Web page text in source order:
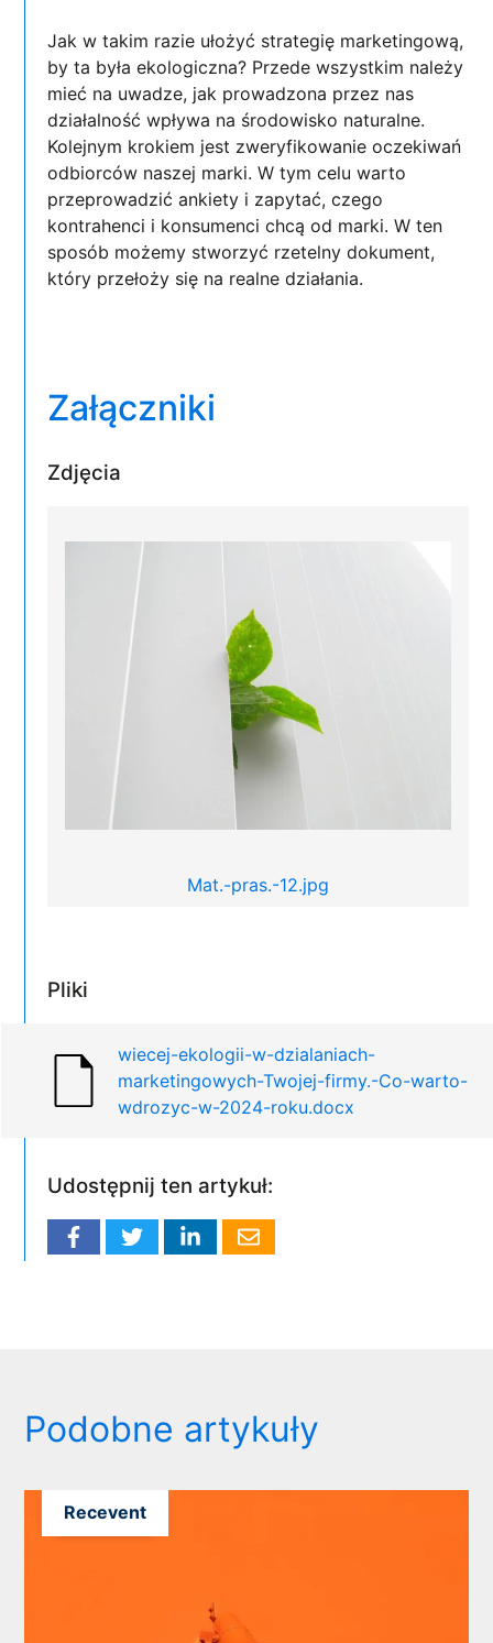
Jak w takim razie ułożyć strategię marketingową,
by ta była ekologiczna? Przede wszystkim należy
mieć na uwadze, jak prowadzona przez nas
działalność wpływa na środowisko naturalne.
Kolejnym krokiem jest zweryfikowanie oczekiwań
odbiorców naszej marki. W tym celu warto
przeprowadzić ankiety i zapytać, czego
kontrahenci i konsumenci chcą od marki. W ten
sposób możemy stworzyć rzetelny dokument,
który przełoży się na realne działania.
Załączniki
Zdjęcia
Mat.-pras.-12.jpg
Pliki
wiecej-ekologii-w-dzialaniach-
marketingowych-Twojej-firmy.-Co-warto-
wdrozyc-w-2024-roku.docx
Udostępnij ten artykuł:
Podobne artykuły
Recevent